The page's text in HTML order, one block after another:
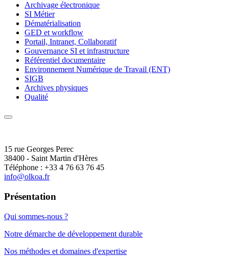
Archivage électronique
SI Métier
Dématérialisation
GED et workflow
Portail, Intranet, Collaboratif
Gouvernance SI et infrastructure
Référentiel documentaire
Environnement Numérique de Travail (ENT)
SIGB
Archives physiques
Qualité
15 rue Georges Perec
38400 - Saint Martin d'Hères
Téléphone : +33 4 76 63 76 45
info@olkoa.fr
Présentation
Qui sommes-nous ?
Notre démarche de développement durable
Nos méthodes et domaines d'expertise